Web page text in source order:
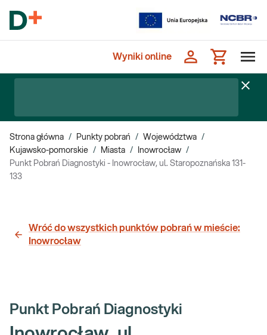
Wyniki online
Strona główna / Punkty pobrań / Województwa /
Kujawsko-pomorskie / Miasta / Inowrocław /
Punkt Pobrań Diagnostyki - Inowrocław, ul. Staropoznańska 131-
133
Wróć do wszystkich punktów pobrań w mieście:
Inowrocław
Punkt Pobrań Diagnostyki